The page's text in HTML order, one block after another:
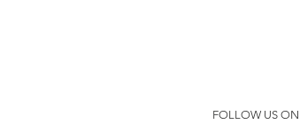
FOLLOW US ON